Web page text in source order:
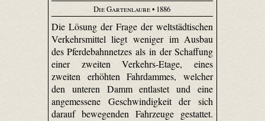
Die Gartenlaube• 1886
Die Lösung der Frage der weltstädtischen
Verkehrsmittel liegt weniger im Ausbau
des Pferdebahnnetzes als in der Schaffung
einer zweiten Verkehrs-Etage, eines
zweiten erhöhten Fahrdammes, welcher
den unteren Damm entlastet und eine
angemessene Geschwindigkeit der sich
darauf bewegenden Fahrzeuge gestattet.